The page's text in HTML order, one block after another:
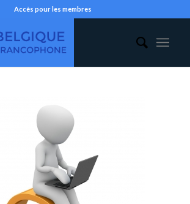
Accès pour les membres